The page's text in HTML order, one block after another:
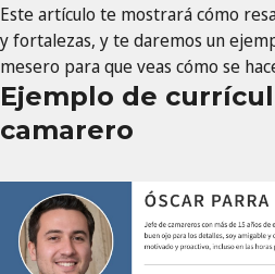
Este artículo te mostrará cómo
y fortalezas, y te daremos un
mesero para que veas cómo se
Ejemplo de
camarero